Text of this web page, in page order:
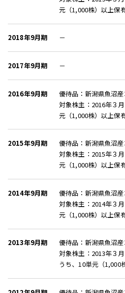
元（1,000株）以上保
2018年9月期 －
2017年9月期 －
2016年9月期
優待品：新潟県魚沼
対象株主：2016年３
元（1,000株）以上保
2015年9月期
優待品：新潟県魚沼
対象株主：2015年３
元（1,000株）以上保
2014年9月期
優待品：新潟県魚沼
対象株主：2014年３
元（1,000株）以上保
2013年9月期
優待品：新潟県魚沼
対象株主：2013年３
うち、10単元（1,000